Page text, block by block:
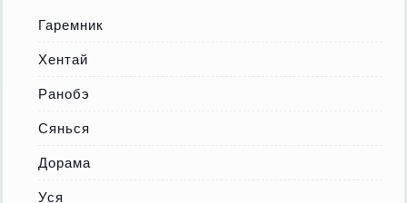
Гаремник
Хентай
Ранобэ
Сянься
Дорама
Уся